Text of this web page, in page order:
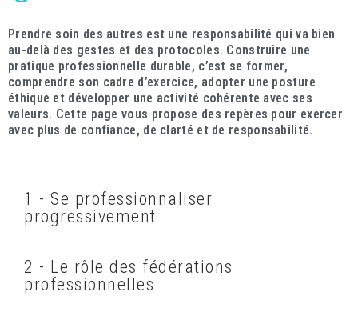
Prendre soin des autres est une responsabilité qui va bien
au-delà des gestes et des protocoles. Construire une
pratique professionnelle durable, c’est se former,
comprendre son cadre d’exercice, adopter une posture
éthique et développer une activité cohérente avec ses
valeurs. Cette page vous propose des repères pour exercer
avec plus de confiance, de clarté et de responsabilité.
1 - Se professionnaliser
progressivement
2 - Le rôle des fédérations
professionnelles